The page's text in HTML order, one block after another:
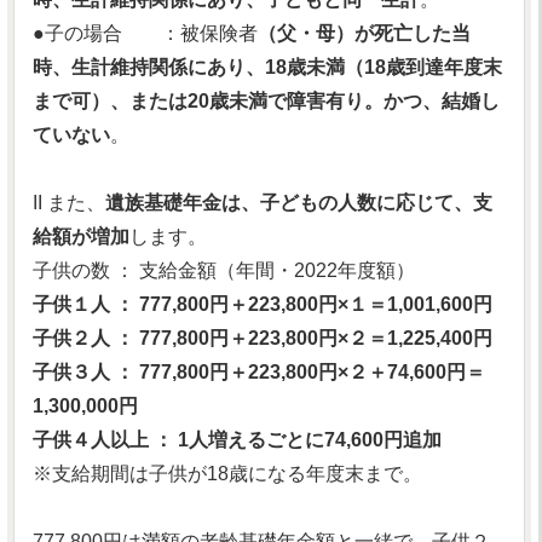
●子の場合 ：被保険者 （父・母）が死亡した当
時、生計維持関係にあり、18歳未満（18歳到達年度末
まで可）、または20歳未満で障害有り。かつ、結婚し
ていない。
II また、 遺族基礎年金は、子どもの人数に応じて、支
給額が増加 します。
子供の数 ： 支給金額（年間・2022年度額）
子供１人 ： 777,800円＋223,800円×１＝1,001,600円
子供２人 ： 777,800円＋223,800円×２＝1,225,400円
子供３人 ： 777,800円＋223,800円×２＋74,600円＝
1,300,000円
子供４人以上 ： 1人増えるごとに74,600円追加
※支給期間は子供が18歳になる年度末まで。